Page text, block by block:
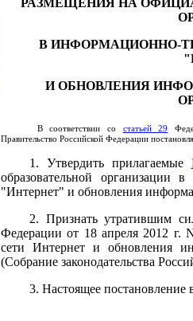
РАЗМЕЩЕНИЯ НА
В ИНФОРМАЦИОННО-
И ОБНОВЛЕНИЯ
В соответствии со статьей 29
Правительство Российской Федерации
1. Утвердить прилагаемые
образовательной организации
"Интернет" и обновления
2. Признать утратившим
Федерации от 18 апреля 2012
сети Интернет и обновления
(Собрание законодательства
3. Настоящее постановление